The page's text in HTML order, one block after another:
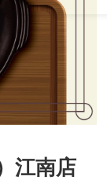
江南店